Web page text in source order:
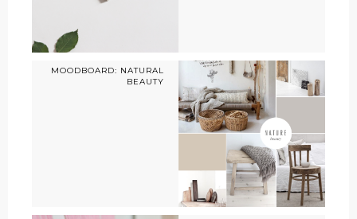
MOODBOARD: NATURAL
BEAUTY